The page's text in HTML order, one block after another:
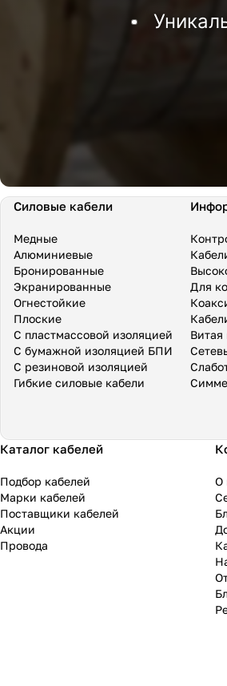
Силовые кабели
Медные
Алюминиевые
Бронированные
Экранированные
Огнестойкие
Плоские
С пластмассовой изоляцией
С бумажной изоляцией БПИ
С резиновой изоляцией
Гибкие силовые кабели
Для
Витая
Каталог кабелей
Подбор кабелей
Марки кабелей
Поставщики кабелей
Акции
Провода
О